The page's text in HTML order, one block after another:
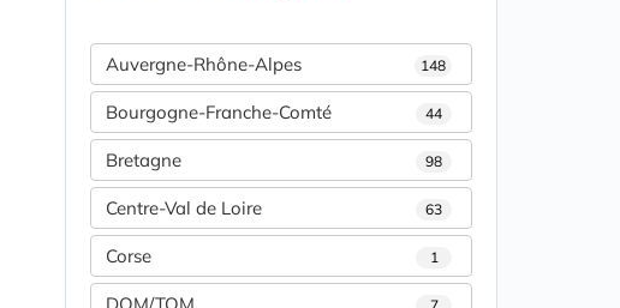
Auvergne-Rhône-Alpes 148
Bourgogne-Franche-Comté 44
Bretagne 98
Centre-Val de Loire 63
Corse 1